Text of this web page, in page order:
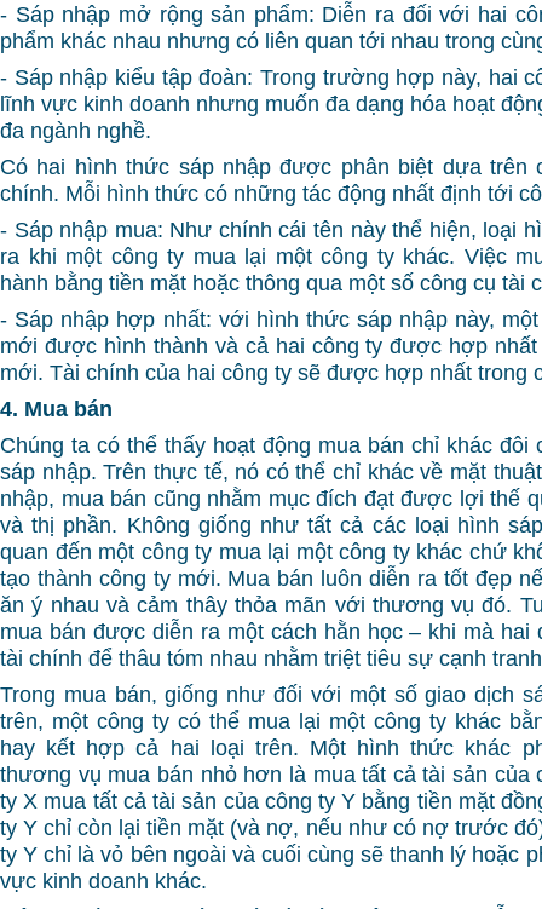
- Sáp nhập mở rộng sản phẩm: Diễn ra đối với hai
phẩm khác nhau nhưng có liên quan tới nhau trong
- Sáp nhập kiểu tập đoàn: Trong trường hợp này, hai
lĩnh vực kinh doanh nhưng muốn đa dạng hóa hoạt
đa ngành nghề.
Có hai hình thức sáp nhập được phân biệt dựa trên
chính. Mỗi hình thức có những tác động nhất định tới
- Sáp nhập mua: Như chính cái tên này thể hiện, loại
ra khi một công ty mua lại một công ty khác. Việc
hành bằng tiền mặt hoặc thông qua một số công cụ tài
- Sáp nhập hợp nhất: với hình thức sáp nhập này,
mới được hình thành và cả hai công ty được hợp
mới. Tài chính của hai công ty sẽ được hợp nhất trong
4. Mua bán
Chúng ta có thể thấy hoạt động mua bán chỉ khác
sáp nhập. Trên thực tế, nó có thể chỉ khác về mặt
nhập, mua bán cũng nhằm mục đích đạt được lợi thế
và thị phần. Không giống như tất cả các loại hình
quan đến một công ty mua lại một công ty khác chứ
tạo thành công ty mới. Mua bán luôn diễn ra tốt đẹp
ăn ý nhau và cảm thây thỏa mãn với thương vụ đó.
mua bán được diễn ra một cách hằn học – khi mà hai
tài chính để thâu tóm nhau nhằm triệt tiêu sự cạnh
Trong mua bán, giống như đối với một số giao dịch
trên, một công ty có thể mua lại một công ty khác
hay kết hợp cả hai loại trên. Một hình thức khác
thương vụ mua bán nhỏ hơn là mua tất cả tài sản của
ty X mua tất cả tài sản của công ty Y bằng tiền mặt
ty Y chỉ còn lại tiền mặt (và nợ, nếu như có nợ trước
ty Y chỉ là vỏ bên ngoài và cuối cùng sẽ thanh lý hoặc
vực kinh doanh khác.